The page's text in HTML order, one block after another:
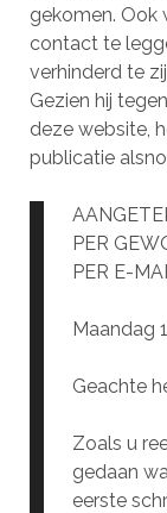
gekomen. Ook
contact te
verhinderd te
Gezien hij
deze website,
publicatie
PER
PER E-
Maandag
Geachte
Zoals u
gedaan
eerste